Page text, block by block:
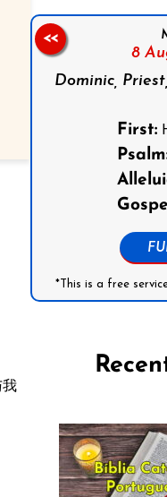
8
Dominic,
First:
*This is a free
<<